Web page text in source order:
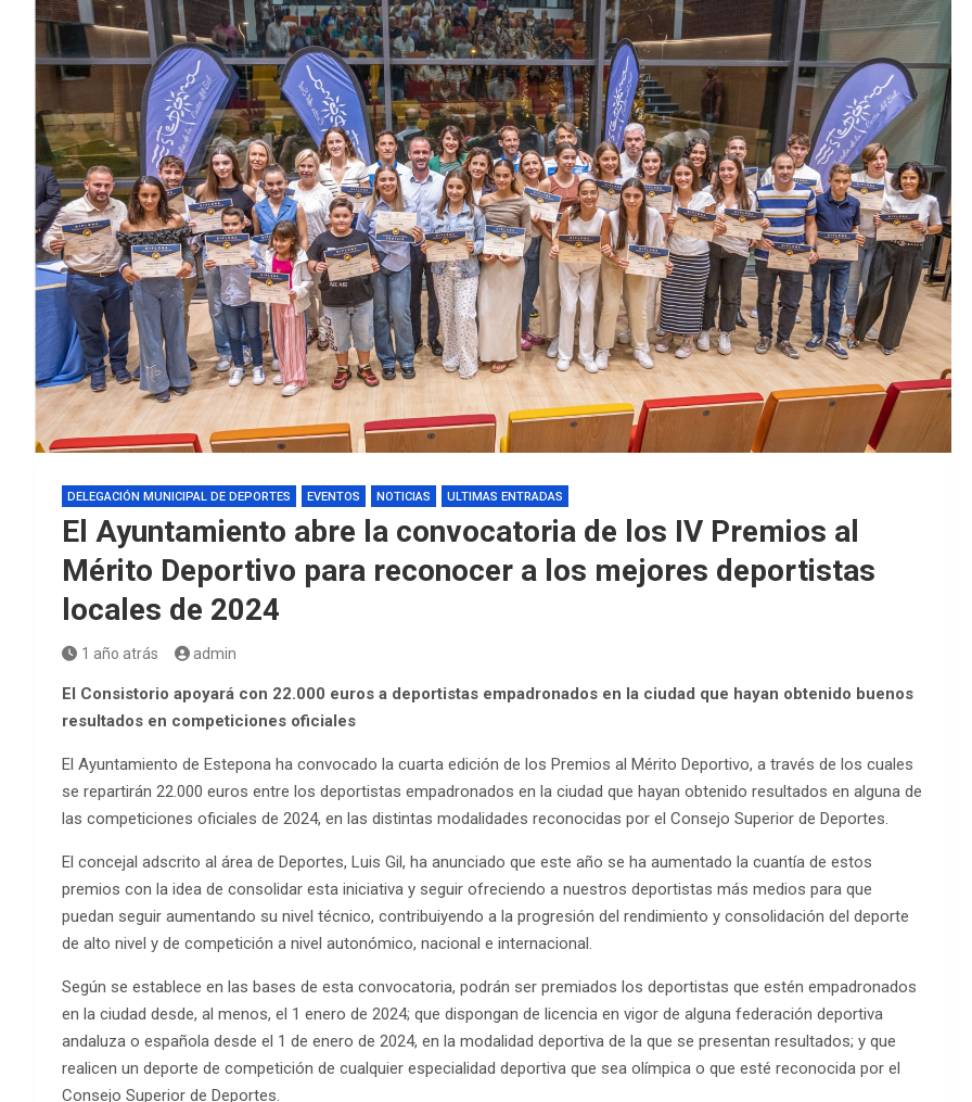
DELEGACIÓN MUNICIPAL DE DEPORTES EVENTOS NOTICIAS ULTIMAS ENTRADAS
El Ayuntamiento abre la convocatoria de los IV Premios al
Mérito Deportivo para reconocer a los mejores deportistas
locales de 2024
1 año atrás admin
El Consistorio apoyará con 22.000 euros a deportistas empadronados en la ciudad que hayan obtenido buenos
resultados en competiciones oficiales
El Ayuntamiento de Estepona ha convocado la cuarta edición de los Premios al Mérito Deportivo, a través de los cuales
se repartirán 22.000 euros entre los deportistas empadronados en la ciudad que hayan obtenido resultados en alguna de
las competiciones oficiales de 2024, en las distintas modalidades reconocidas por el Consejo Superior de Deportes.
El concejal adscrito al área de Deportes, Luis Gil, ha anunciado que este año se ha aumentado la cuantía de estos
premios con la idea de consolidar esta iniciativa y seguir ofreciendo a nuestros deportistas más medios para que
puedan seguir aumentando su nivel técnico, contribuiyendo a la progresión del rendimiento y consolidación del deporte
de alto nivel y de competición a nivel autonómico, nacional e internacional.
Según se establece en las bases de esta convocatoria, podrán ser premiados los deportistas que estén empadronados
en la ciudad desde, al menos, el 1 enero de 2024; que dispongan de licencia en vigor de alguna federación deportiva
andaluza o española desde el 1 de enero de 2024, en la modalidad deportiva de la que se presentan resultados; y que
realicen un deporte de competición de cualquier especialidad deportiva que sea olímpica o que esté reconocida por el
Consejo Superior de Deportes.
Piscina
EDM 26-
EDM 26-